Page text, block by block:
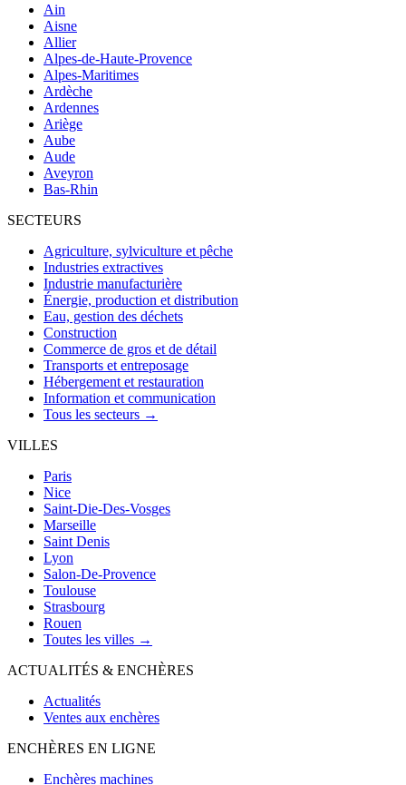
Ain
Aisne
Allier
Alpes-de-Haute-Provence
Alpes-Maritimes
Ardèche
Ardennes
Ariège
Aube
Aude
Aveyron
Bas-Rhin
SECTEURS
Agriculture, sylviculture et pêche
Industries extractives
Industrie manufacturière
Énergie, production et distribution
Eau, gestion des déchets
Construction
Commerce de gros et de détail
Transports et entreposage
Hébergement et restauration
Information et communication
Tous les secteurs →
VILLES
Paris
Nice
Saint-Die-Des-Vosges
Marseille
Saint Denis
Lyon
Salon-De-Provence
Toulouse
Strasbourg
Rouen
Toutes les villes →
ACTUALITÉS & ENCHÈRES
Actualités
Ventes aux enchères
ENCHÈRES EN LIGNE
Enchères machines